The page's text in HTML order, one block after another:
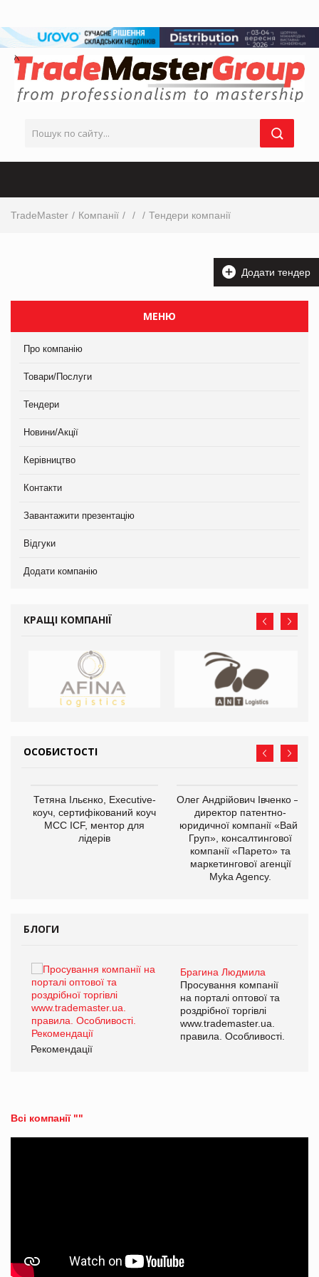
TradeMaster Компанії Тендери компанії
Додати тендер
МЕНЮ
Про компанію
Товари/Послуги
Тендери
Новини/Акції
Керівництво
Контакти
Завантажити презентацію
Відгуки
Додати компанію
КРАЩІ КОМПАНІЇ
ОСОБИСТОСТІ
Тетяна Ільєнко, Executive-
коуч, сертифікований коуч
МСС ICF, ментор для
лідерів
Олег Андрійович Івченко —
директор патентно-
юридичної компанії «Вайз
Груп», консалтингової
компанії «Парето» та
маркетингової агенції
Myka Agency.
БЛОГИ
Брагина Людмила
Просування компанії
на порталі оптової та
роздрібної торгівлі
www.trademaster.ua.
правила. Особливості.
Рекомендації
Всі компанії ""